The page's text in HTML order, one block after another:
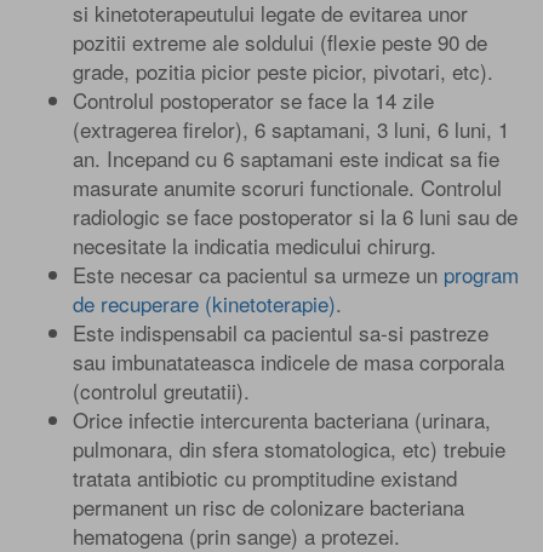
si kinetoterapeutului legate de evitarea unor
pozitii extreme ale soldului (flexie peste 90 de
grade, pozitia picior peste picior, pivotari, etc).
Controlul postoperator se face la 14 zile
(extragerea firelor), 6 saptamani, 3 luni, 6 luni, 1
an. Incepand cu 6 saptamani este indicat sa fie
masurate anumite scoruri functionale. Controlul
radiologic se face postoperator si la 6 luni sau de
necesitate la indicatia medicului chirurg.
Este necesar ca pacientul sa urmeze un program
de recuperare (kinetoterapie).
Este indispensabil ca pacientul sa-si pastreze
sau imbunatateasca indicele de masa corporala
(controlul greutatii).
Orice infectie intercurenta bacteriana (urinara,
pulmonara, din sfera stomatologica, etc) trebuie
tratata antibiotic cu promptitudine existand
permanent un risc de colonizare bacteriana
hematogena (prin sange) a protezei.